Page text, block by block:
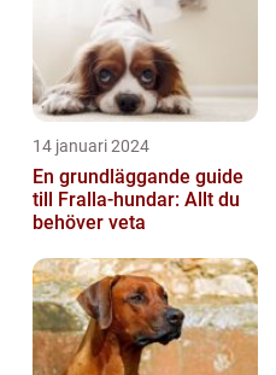
14 januari 2024
En grundläggande guide
till Fralla-hundar: Allt du
behöver veta